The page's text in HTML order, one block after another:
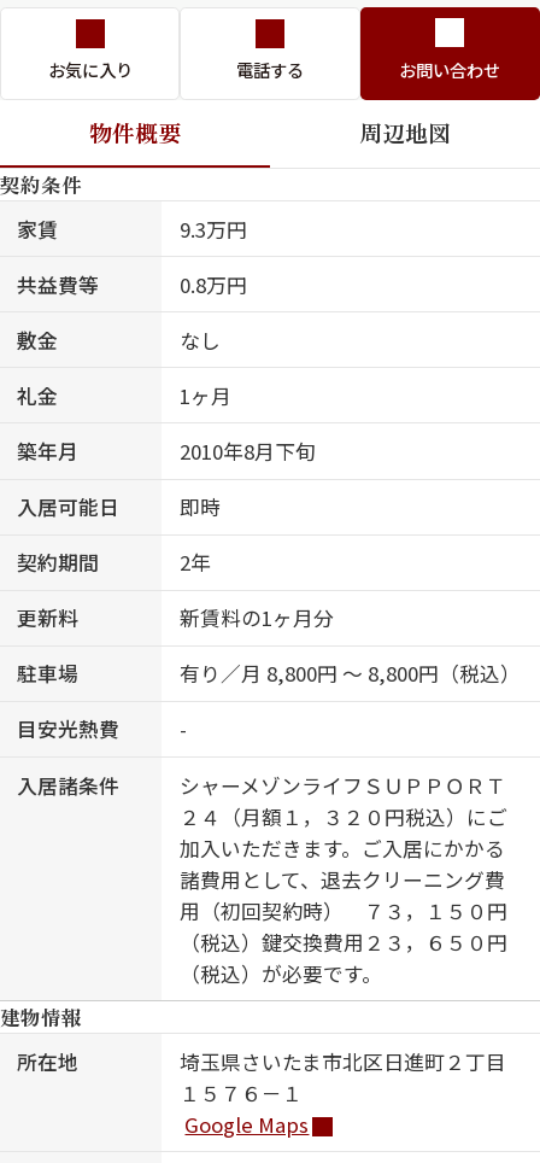
お気に入り 電話する お問い合わせ
物件概要 周辺地図
契約条件
家賃
9.3万円
共益費等
0.8万円
敷金
なし
礼金
1ヶ月
築年月
2010年8月下旬
入居可能日
即時
契約期間
2年
更新料
新賃料の1ヶ月分
駐車場
有り／月 8,800円 ～ 8,800円（税込）
目安光熱費
-
入居諸条件
シャーメゾンライフＳＵＰＰＯＲＴ
２４（月額１，３２０円税込）にご
加入いただきます。ご入居にかかる
諸費用として、退去クリーニング費
用（初回契約時） ７３，１５０円
（税込）鍵交換費用２３，６５０円
（税込）が必要です。
建物情報
所在地
埼玉県さいたま市北区日進町２丁目
１５７６－１
Google Maps